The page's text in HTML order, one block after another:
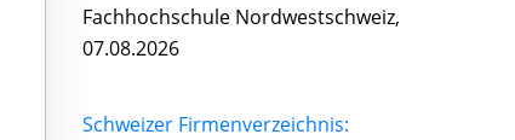
Fachhochschule Nordwestschweiz,
07.08.2026
Schweizer Firmenverzeichnis: